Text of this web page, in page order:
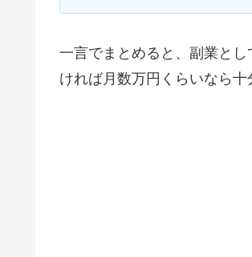
一言でまとめると、副業と
ければ月数万円くらいなら十